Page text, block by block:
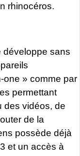
rhinocéros.
développe sans
one » comme par
permettant
des vidéos, de
de la
possède déjà
et un accès à